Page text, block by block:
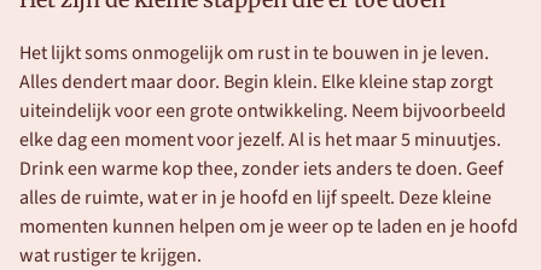
Het lijkt soms onmogelijk om rust in te bouwen in je leven.
Alles dendert maar door. Begin klein. Elke kleine stap zorgt
uiteindelijk voor een grote ontwikkeling. Neem bijvoorbeeld
elke dag een moment voor jezelf. Al is het maar 5 minuutjes.
Drink een warme kop thee, zonder iets anders te doen. Geef
alles de ruimte, wat er in je hoofd en lijf speelt. Deze kleine
momenten kunnen helpen om je weer op te laden en je hoofd
wat rustiger te krijgen.